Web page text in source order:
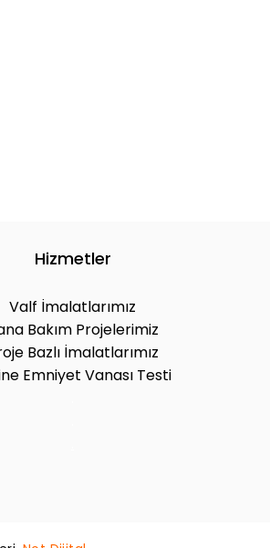
Hizmetler
Valf İmalatlarımız
Bakım Projelerimiz
Bazlı İmalatlarımız
Emniyet Vanası Testi